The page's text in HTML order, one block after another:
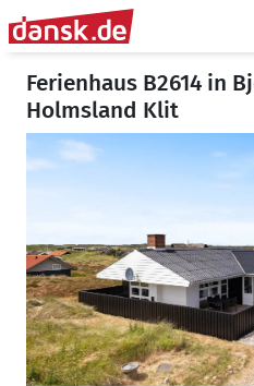
Ferienhaus B2614 in
Holmsland Klit